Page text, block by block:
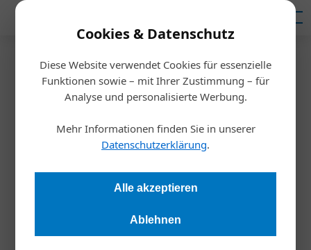
Cookies & Datenschutz
Diese Website verwendet Cookies für essenzielle
Funktionen sowie – mit Ihrer Zustimmung – für
Analyse und personalisierte Werbung.
Mehr Informationen finden Sie in unserer
Datenschutzerklärung.
Alle akzeptieren
Ablehnen
Startseite/Inspiration
Greentech Made in Austria
Alexandra Rotter 12.09.2021, 16:40 Uhr
Greentech made in Austria hat das Potenzial, international
Österreich schon jetzt besonders erfolgreich im Export sind.
Doch noch fehlt eine echte rot-weiß-rote Greentech-